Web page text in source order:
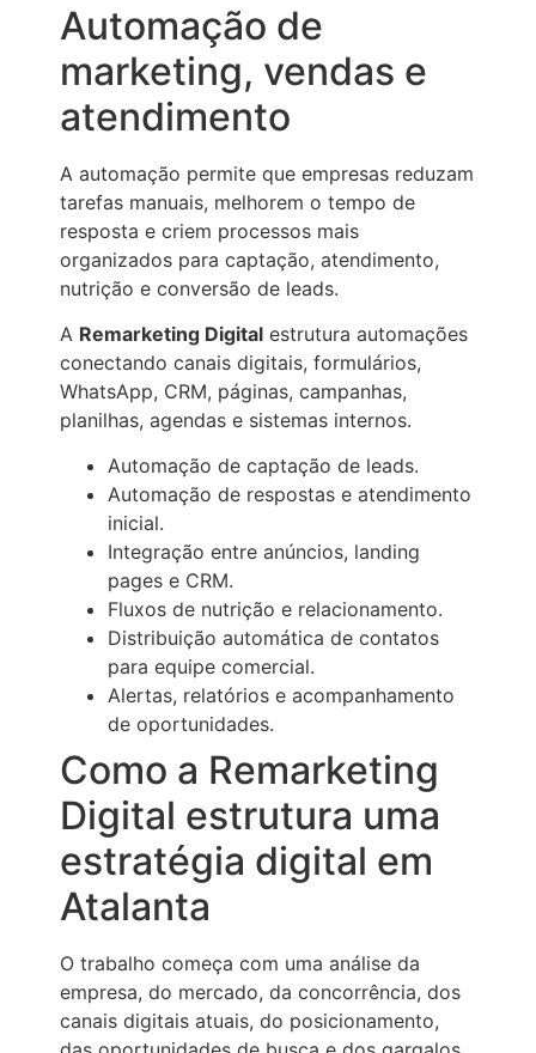
Automação de
marketing, vendas e
atendimento
A automação permite que empresas reduzam
tarefas manuais, melhorem o tempo de
resposta e criem processos mais
organizados para captação, atendimento,
nutrição e conversão de leads.
A Remarketing Digital estrutura automações
conectando canais digitais, formulários,
WhatsApp, CRM, páginas, campanhas,
planilhas, agendas e sistemas internos.
Automação de captação de leads.
Automação de respostas e atendimento
inicial.
Integração entre anúncios, landing
pages e CRM.
Fluxos de nutrição e relacionamento.
Distribuição automática de contatos
para equipe comercial.
Alertas, relatórios e acompanhamento
de oportunidades.
Como a Remarketing
Digital estrutura uma
estratégia digital em
Atalanta
O trabalho começa com uma análise da
empresa, do mercado, da concorrência, dos
canais digitais atuais, do posicionamento,